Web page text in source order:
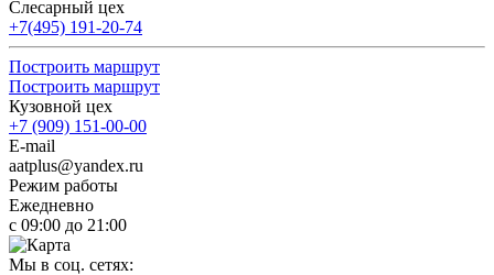
Слесарный цех
+7(495) 191-20-74
Построить маршрут
Построить маршрут
Кузовной цех
+7 (909) 151-00-00
E-mail
aatplus@yandex.ru
Режим работы
Ежедневно
с 09:00 до 21:00
Мы в соц. сетях: